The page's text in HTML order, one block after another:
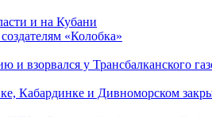
и на Кубани
«Колобка»
взорвался у Трансбалканского
Кабардинке и Дивноморском